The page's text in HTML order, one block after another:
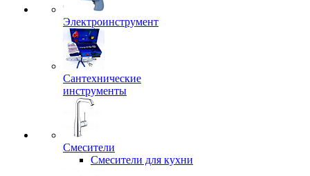
Электроинструмент
Сантехнические
инструменты
Смесители
Смесители для кухни